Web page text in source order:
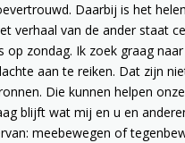
Daarbij is het
verhaal van de ander staat
zondag. Ik zoek graag
aan te reiken. Dat zijn
Die kunnen helpen
blijft wat mij en u en
meebewegen of